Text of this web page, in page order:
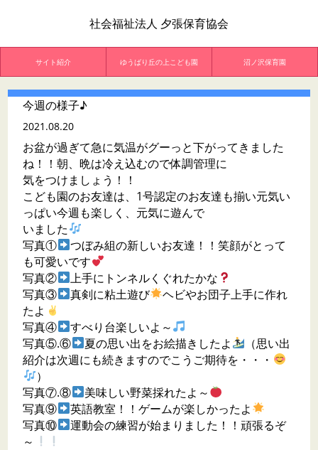
社会福祉法人 夕張保育協会
サイト紹介 ゆうばり丘の上こども園 沼ノ沢保育園
今週の様子♪
2021.08.20
お盆が過ぎて急に気温がグーっと下がってきました
ね！！朝、晩は冷え込むので体調管理に
気をつけましょう！！
こども園のお友達は、1号認定のお友達も揃い元気い
っぱい今週も楽しく、元気に遊んで
いました
写真①
つぼみ組の新しいお友達！！笑顔がとって
も可愛いです
写真②
上手にトンネルくぐれたかな
写真③
真剣に粘土遊び
ヘビやお団子上手に作れ
たよ
写真④
すべり台楽しいよ～
写真⑤.⑥
夏の思い出をお絵描きしたよ
（思い出
紹介は次週にも続きますのでこうご期待を・・・
）
写真⑦.⑧
美味しい野菜採れたよ～
写真⑨
英語教室！！ゲームが楽しかったよ
写真⑩
運動会の練習が始まりました！！頑張るぞ
～